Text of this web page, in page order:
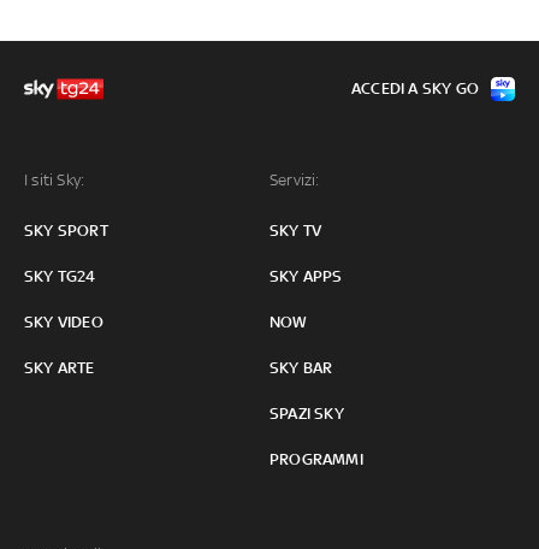
I siti Sky:
SKY SPORT
SKY TG24
SKY VIDEO
SKY ARTE
Servizi:
SKY TV
SKY APPS
NOW
SKY BAR
SPAZI SKY
PROGRAMMI
ACCEDI A SKY GO